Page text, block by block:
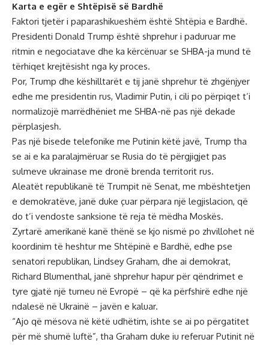
Karta e egër e Shtëpisë së Bardhë
Faktori tjetër i paparashikueshëm është Shtëpia e Bardhë.
Presidenti Donald Trump është shprehur i paduruar me
ritmin e negociatave dhe ka kërcënuar se SHBA-ja mund të
tërhiqet krejtësisht nga ky proces.
Por, Trump dhe këshilltarët e tij janë shprehur të zhgënjyer
edhe me presidentin rus, Vladimir Putin, i cili po përpiqet t’i
normalizojë marrëdhëniet me SHBA-në pas një dekade
përplasjesh.
Pas një bisede telefonike me Putinin këtë javë, Trump tha
se ai e ka paralajmëruar se Rusia do të përgjigjet pas
sulmeve ukrainase me dronë brenda territorit rus.
Aleatët republikanë të Trumpit në Senat, me mbështetjen
e demokratëve, janë duke çuar përpara një legjislacion, që
do t’i vendoste sanksione të reja të mëdha Moskës.
Zyrtarë amerikanë kanë thënë se kjo nismë po zhvillohet në
koordinim të heshtur me Shtëpinë e Bardhë, edhe pse
senatori republikan, Lindsey Graham, dhe ai demokrat,
Richard Blumenthal, janë shprehur hapur për qëndrimet e
tyre gjatë një turneu në Evropë – që ka përfshirë edhe një
ndalesë në Ukrainë – javën e kaluar.
“Ajo që mësova në këtë udhëtim, ishte se ai po përgatitet
për më shumë luftë”, tha Graham duke iu referuar Putinit në